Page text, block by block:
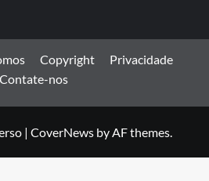
Copyright
Privacidade
Contate-nos
| CoverNews by AF themes.